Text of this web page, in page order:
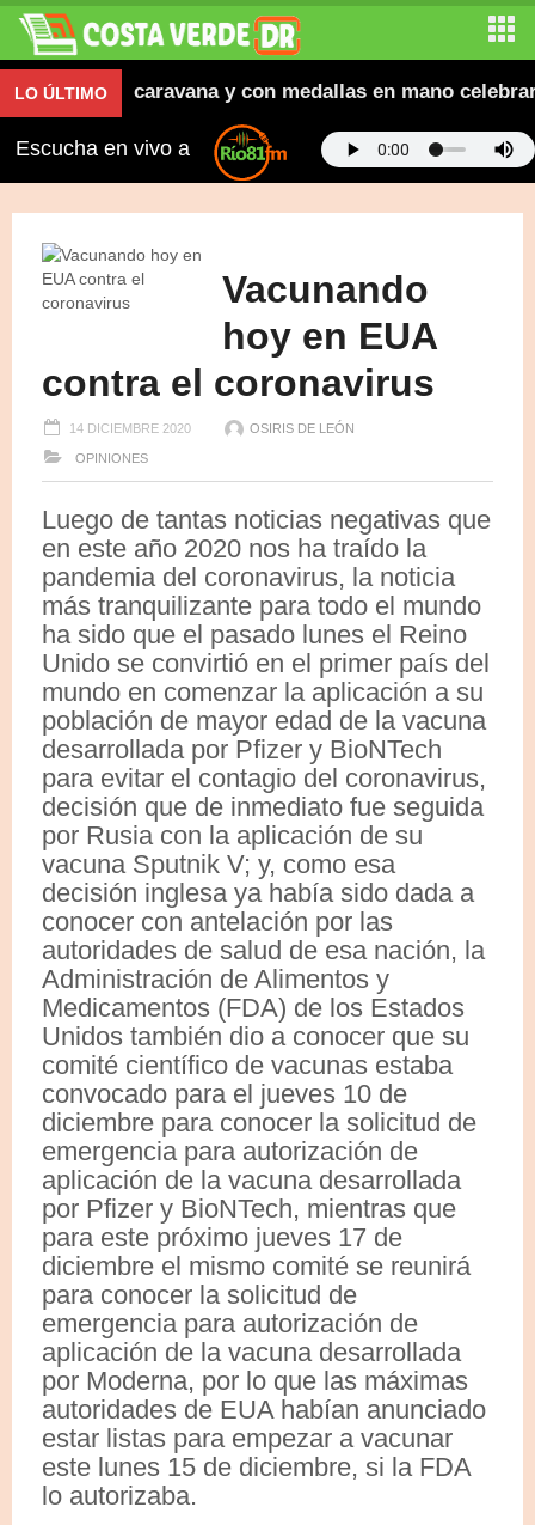
LO ÚLTIMO
que en caravana y con medallas en mano celebraron
Escucha en vivo a
Vacunando
hoy en EUA
contra el coronavirus
14 DICIEMBRE 2020 OSIRIS DE LEÓN
OPINIONES
Luego de tantas noticias negativas que
en este año 2020 nos ha traído la
pandemia del coronavirus, la noticia
más tranquilizante para todo el mundo
ha sido que el pasado lunes el Reino
Unido se convirtió en el primer país del
mundo en comenzar la aplicación a su
población de mayor edad de la vacuna
desarrollada por Pfizer y BioNTech
para evitar el contagio del coronavirus,
decisión que de inmediato fue seguida
por Rusia con la aplicación de su
vacuna Sputnik V; y, como esa
decisión inglesa ya había sido dada a
conocer con antelación por las
autoridades de salud de esa nación, la
Administración de Alimentos y
Medicamentos (FDA) de los Estados
Unidos también dio a conocer que su
comité científico de vacunas estaba
convocado para el jueves 10 de
diciembre para conocer la solicitud de
emergencia para autorización de
aplicación de la vacuna desarrollada
por Pfizer y BioNTech, mientras que
para este próximo jueves 17 de
diciembre el mismo comité se reunirá
para conocer la solicitud de
emergencia para autorización de
aplicación de la vacuna desarrollada
por Moderna, por lo que las máximas
autoridades de EUA habían anunciado
estar listas para empezar a vacunar
este lunes 15 de diciembre, si la FDA
lo autorizaba.